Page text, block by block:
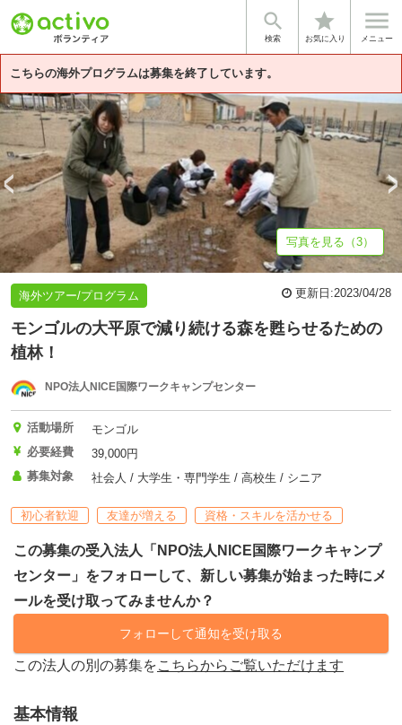

検索
star
お気に入り

メニュー
こちらの海外プログラムは募集を終了しています。
基本情報 募集詳細 法人情報
写真を見る（3）
海外ツアー/プログラム 更新日:2023/04/28
モンゴルの大平原で減り続ける森を甦らせるための
植林！
NPO法人NICE国際ワークキャンプセンター
活動場所
モンゴル
必要経費
39,000円
募集対象
社会人 / 大学生・専門学生 / 高校生 / シニア
初心者歓迎 友達が増える 資格・スキルを活かせる
この募集の受入法人「NPO法人NICE国際ワークキャンプ
センター」をフォローして、新しい募集が始まった時にメ
ールを受け取ってみませんか？
フォローして通知を受け取る
この法人の別の募集をこちらからご覧いただけます
基本情報